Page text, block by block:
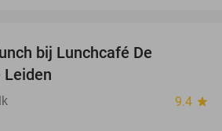
bij Lunchcafé De
9.4 star